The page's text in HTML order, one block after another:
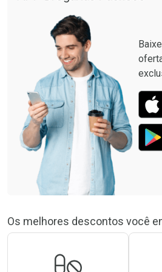
Os melhores descontos você